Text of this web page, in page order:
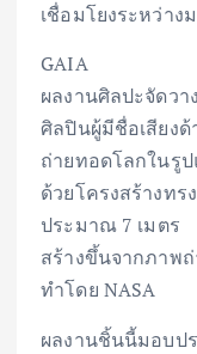
เชื่อมโยงระหว่า
GAIA
ผลงานศิลปะจัดว
ศิลปินผู้มีชื่อเสียง
ถ่ายทอดโลกในรู
ด้วยโครงสร้างท
ประมาณ 7 เมตร
สร้างขึ้นจากภาพ
ทำโดย NASA
ผลงานชิ้นนี้มอบป